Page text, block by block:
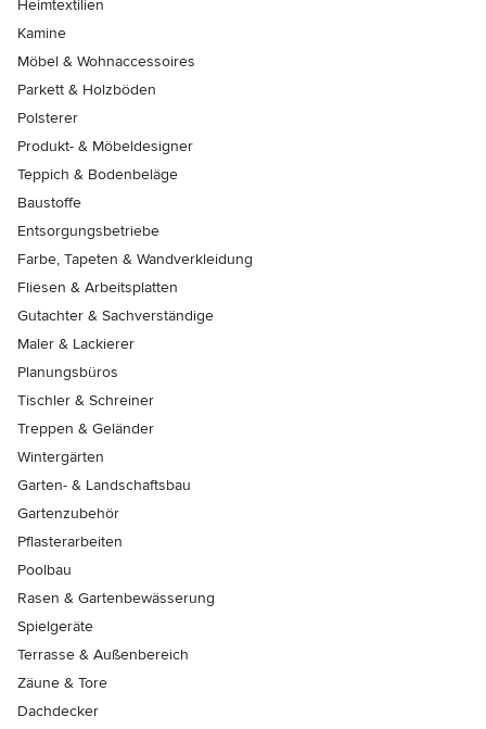
Heimtextilien
Kamine
Möbel & Wohnaccessoires
Parkett & Holzböden
Polsterer
Produkt- & Möbeldesigner
Teppich & Bodenbeläge
Baustoffe
Entsorgungsbetriebe
Farbe, Tapeten & Wandverkleidung
Fliesen & Arbeitsplatten
Gutachter & Sachverständige
Maler & Lackierer
Planungsbüros
Tischler & Schreiner
Treppen & Geländer
Wintergärten
Garten- & Landschaftsbau
Gartenzubehör
Pflasterarbeiten
Poolbau
Rasen & Gartenbewässerung
Spielgeräte
Terrasse & Außenbereich
Zäune & Tore
Dachdecker